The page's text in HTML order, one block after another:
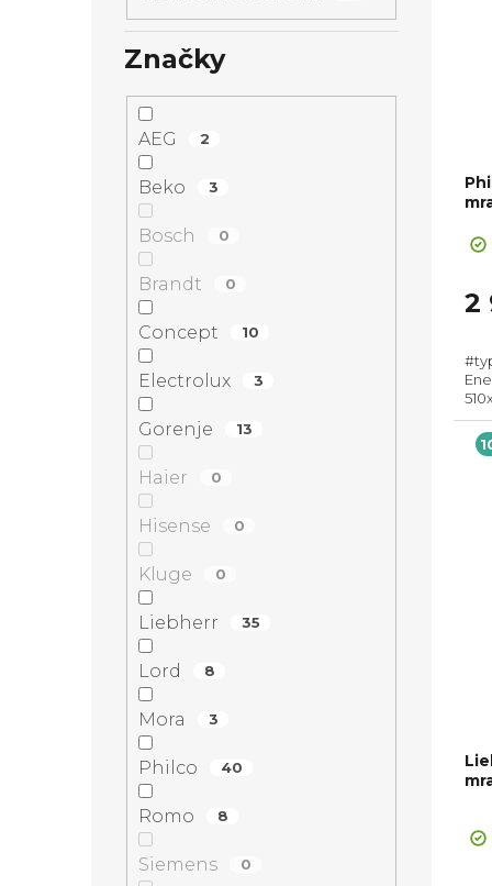
Značky
AEG 2
Beko 3
Bosch 0
Brandt 0
Concept 10
Electrolux 3
Gorenje 13
Haier 0
Hisense 0
Kluge 0
Liebherr 35
Lord 8
Mora 3
Philco 40
Romo 8
Siemens 0
2